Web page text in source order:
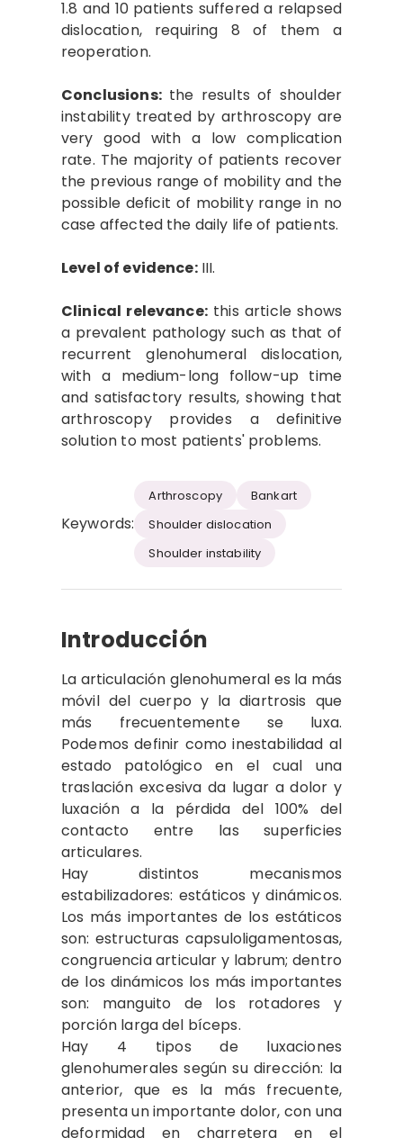
1.8 and 10 patients suffered a relapsed
dislocation, requiring 8 of them a
reoperation.
Conclusions:the results of shoulder
instability treated by arthroscopy are
very good with a low complication
rate. The majority of patients recover
the previous range of mobility and the
possible deficit of mobility range in no
case affected the daily life of patients.
Level of evidence:III.
Clinical relevance:this article shows
a prevalent pathology such as that of
recurrent glenohumeral dislocation,
with a medium-long follow-up time
and satisfactory results, showing that
arthroscopy provides a definitive
solution to most patients' problems.
Keywords:
Arthroscopy
Bankart
Shoulder dislocation
Shoulder instability
Introducción
La articulación glenohumeral es la más
móvil del cuerpo y la diartrosis que
más frecuentemente se luxa.
Podemos definir como inestabilidad al
estado patológico en el cual una
traslación excesiva da lugar a dolor y
luxación a la pérdida del 100% del
contacto entre las superficies
articulares.
Hay distintos mecanismos
estabilizadores: estáticos y dinámicos.
Los más importantes de los estáticos
son: estructuras capsuloligamentosas,
congruencia articular y labrum; dentro
de los dinámicos los más importantes
son: manguito de los rotadores y
porción larga del bíceps.
Hay 4 tipos de luxaciones
glenohumerales según su dirección: la
anterior, que es la más frecuente,
presenta un importante dolor, con una
deformidad en charretera en el